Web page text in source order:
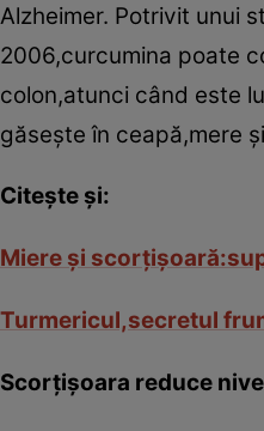
Alzheimer. Potrivit unui
2006,curcumina poate
colon,atunci când este
găseşte în ceapă,mere
Citeşte şi:
Miere şi
Turmericul,secretul
Scorţişoara reduce